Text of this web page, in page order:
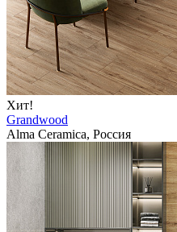
Хит!
Grandwood
Alma Ceramica, Россия